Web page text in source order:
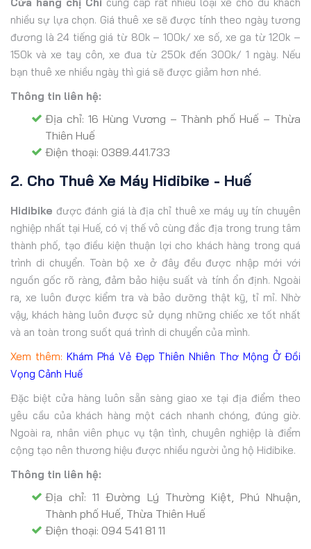
nhiều sự lựa chọn. Giá thuê xe sẽ được tính theo ngày tương
đương là 24 tiếng giá từ 80k – 100k/ xe số, xe ga từ 120k –
150k và xe tay côn, xe đua từ 250k đến 300k/ 1 ngày. Nếu
bạn thuê xe nhiều ngày thì giá sẽ được giảm hơn nhé.
Thông tin liên hệ:
Địa chỉ: 16 Hùng Vương – Thành phố Huế – Thừa
Thiên Huế
Điện thoại: 0389.441.733
2. Cho Thuê Xe Máy Hidibike - Huế
Hidibike được đánh giá là địa chỉ thuê xe máy uy tín chuyên
nghiệp nhất tại Huế, có vị thế vô cùng đắc địa trong trung tâm
thành phố, tạo điều kiện thuận lợi cho khách hàng trong quá
trình di chuyển. Toàn bộ xe ở đây đều được nhập mới với
nguồn gốc rõ ràng, đảm bảo hiệu suất và tính ổn định. Ngoài
ra, xe luôn được kiểm tra và bảo dưỡng thật kỹ, tỉ mỉ. Nhờ
vậy, khách hàng luôn được sử dụng những chiếc xe tốt nhất
và an toàn trong suốt quá trình di chuyển của mình.
Xem thêm: Khám Phá Vẻ Đẹp Thiên Nhiên Thơ Mộng Ở Đồi
Vọng Cảnh Huế
Đặc biệt cửa hàng luôn sẵn sàng giao xe tại địa điểm theo
yêu cầu của khách hàng một cách nhanh chóng, đúng giờ.
Ngoài ra, nhân viên phục vụ tận tình, chuyên nghiệp là điểm
cộng tạo nên thương hiệu được nhiều người ủng hộ Hidibike.
Thông tin liên hệ:
Địa chỉ: 11 Đường Lý Thường Kiệt, Phú Nhuận,
Thành phố Huế, Thừa Thiên Huế
Điện thoại: 094 541 81 11